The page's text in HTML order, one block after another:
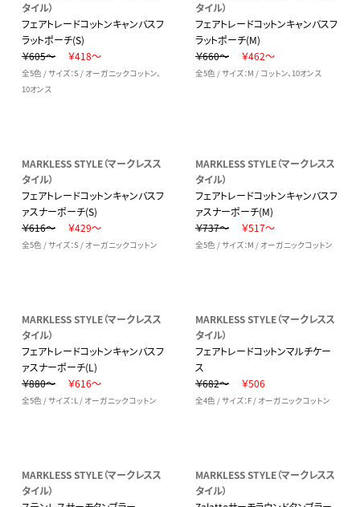
タイル）
フェアトレードコットンキャンバスフ
ラットポーチ(S)
￥605～
￥418～
全5色 / サイズ：S / オーガニックコットン、
10オンス
タイル）
フェアトレードコットンキャンバスフ
ラットポーチ(M)
￥660～
￥462～
全5色 / サイズ：M / コットン、10オンス
MARKLESS STYLE（マークレスス
タイル）
フェアトレードコットンキャンバスフ
ァスナーポーチ(S)
￥616～
￥429～
全5色 / サイズ：S / オーガニックコットン
MARKLESS STYLE（マークレスス
タイル）
フェアトレードコットンキャンバスフ
ァスナーポーチ(M)
￥737～
￥517～
全5色 / サイズ：M / オーガニックコットン
MARKLESS STYLE（マークレスス
タイル）
フェアトレードコットンキャンバスフ
ァスナーポーチ(L)
￥880～
￥616～
全5色 / サイズ：L / オーガニックコットン
MARKLESS STYLE（マークレスス
タイル）
フェアトレードコットンマルチケー
ス
￥682～
￥506
全4色 / サイズ：F / オーガニックコットン
MARKLESS STYLE（マークレスス
タイル）
MARKLESS STYLE（マークレスス
タイル）